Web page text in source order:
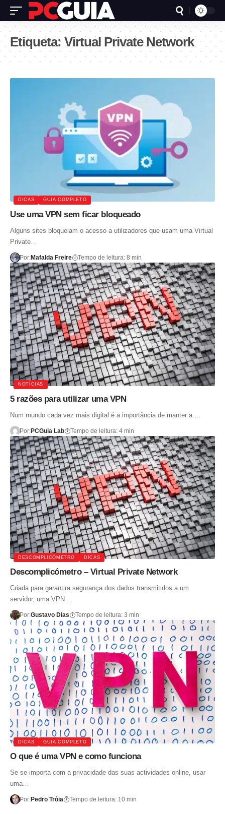
Etiqueta: Virtual Private Network
DICAS GUIA COMPLETO
Use uma VPN sem ficar bloqueado
Alguns sites bloqueiam o acesso a utilizadores que usam uma Virtual
Private…
Por:Mafalda Freire Tempo de leitura: 8 min
NOTÍCIAS
5 razões para utilizar uma VPN
Num mundo cada vez mais digital é a importância de manter a…
Por:PCGuia Lab Tempo de leitura: 4 min
DESCOMPLICÓMETRO DICAS
Descomplicómetro – Virtual Private Network
Criada para garantira segurança dos dados transmitidos a um
servidor, uma VPN…
Por:Gustavo Dias Tempo de leitura: 3 min
DICAS GUIA COMPLETO
O que é uma VPN e como funciona
Se se importa com a privacidade das suas actividades online, usar
uma…
Por:Pedro Tróia Tempo de leitura: 10 min